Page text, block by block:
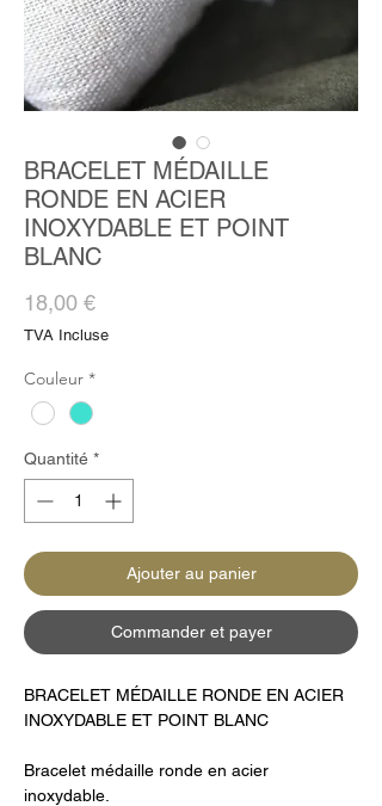
BRACELET MÉDAILLE
RONDE EN ACIER
INOXYDABLE ET POINT
BLANC
18,00 €Prix
TVA Incluse
Couleur *
Quantité *
Ajouter au panier
Commander et payer
BRACELET MÉDAILLE RONDE EN ACIER
INOXYDABLE ET POINT BLANC
Bracelet médaille ronde en acier
inoxydable.